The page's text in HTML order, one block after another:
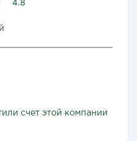
4.8
счет этой компании